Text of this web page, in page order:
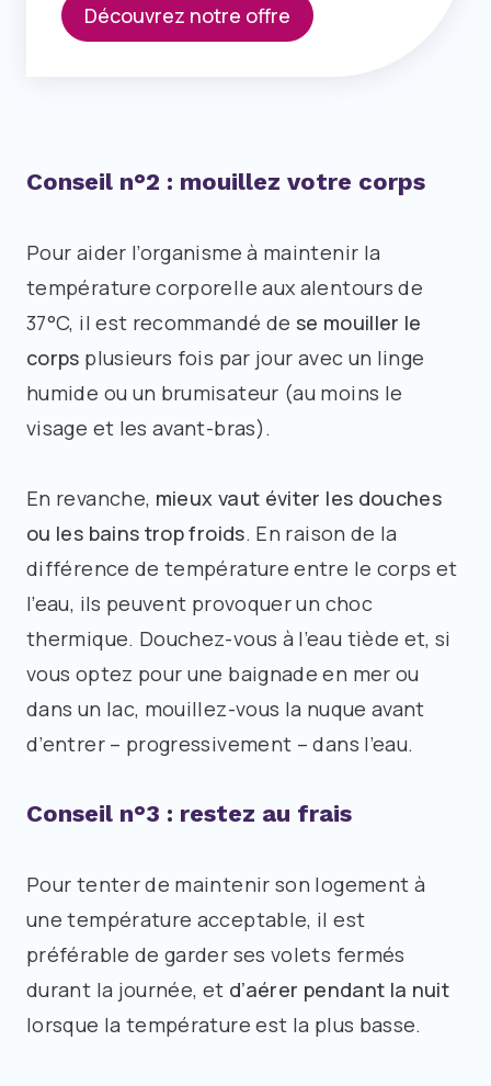
Découvrez notre offre
Conseil n°2 : mouillez votre corps
Pour aider l’organisme à maintenir la
température corporelle aux alentours de
37°C, il est recommandé de se mouiller le
corps plusieurs fois par jour avec un linge
humide ou un brumisateur (au moins le
visage et les avant-bras).
En revanche, mieux vaut éviter les douches
ou les bains trop froids. En raison de la
différence de température entre le corps et
l’eau, ils peuvent provoquer un choc
thermique. Douchez-vous à l’eau tiède et, si
vous optez pour une baignade en mer ou
dans un lac, mouillez-vous la nuque avant
d’entrer – progressivement – dans l’eau.
Conseil n°3 : restez au frais
Pour tenter de maintenir son logement à
une température acceptable, il est
préférable de garder ses volets fermés
durant la journée, et d’aérer pendant la nuit
lorsque la température est la plus basse.